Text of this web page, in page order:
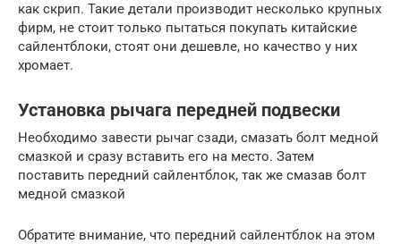
как скрип. Такие детали производит несколько крупных
фирм, не стоит только пытаться покупать китайские
сайлентблоки, стоят они дешевле, но качество у них
хромает.
Установка рычага передней подвески
Необходимо завести рычаг сзади, смазать болт медной
смазкой и сразу вставить его на место. Затем
поставить передний сайлентблок, так же смазав болт
медной смазкой
Обратите внимание, что передний сайлентблок на этом